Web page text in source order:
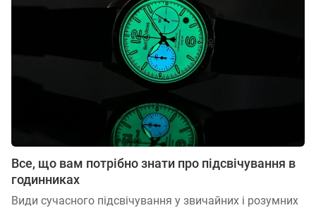
Все, що вам потрібно знати про підсвічування в
годинниках
Види сучасного підсвічування у звичайних і розумних